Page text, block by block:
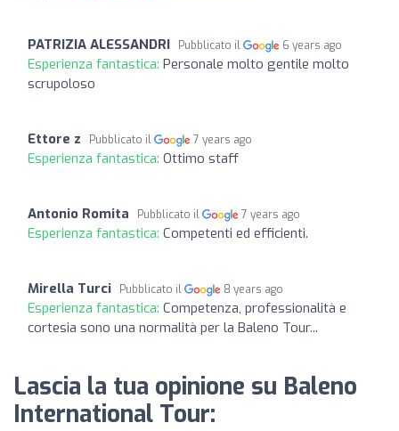
PATRIZIA ALESSANDRI Pubblicato il 6 years ago
Esperienza fantastica: Personale molto gentile molto
scrupoloso
Ettore z Pubblicato il 7 years ago
Esperienza fantastica: Ottimo staff
Antonio Romita Pubblicato il 7 years ago
Esperienza fantastica: Competenti ed efficienti.
Mirella Turci Pubblicato il 8 years ago
Esperienza fantastica: Competenza, professionalità e
cortesia sono una normalità per la Baleno Tour...
Lascia la tua opinione su Baleno
International Tour: